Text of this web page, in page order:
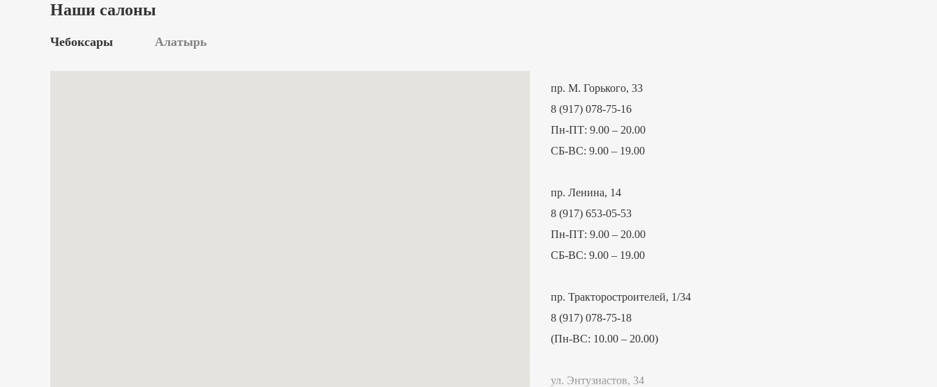
Наши салоны
Чебоксары Алатырь
пр. М. Горького, 33
8 (917) 078-75-16
Пн-ПТ: 9.00 – 20.00
СБ-ВС: 9.00 – 19.00
пр. Ленина, 14
8 (917) 653-05-53
Пн-ПТ: 9.00 – 20.00
СБ-ВС: 9.00 – 19.00
пр. Тракторостроителей, 1/34
8 (917) 078-75-18
(Пн-ВС: 10.00 – 20.00)
ул. Энтузиастов, 34